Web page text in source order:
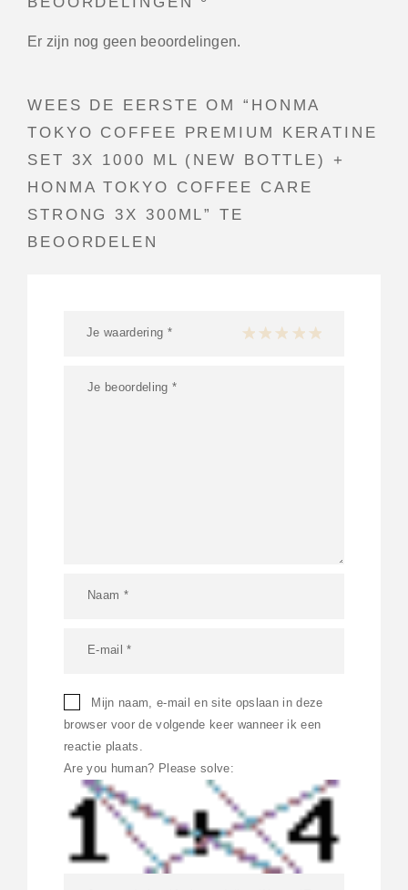
Er zijn nog geen beoordelingen.
WEES DE EERSTE OM “HONMA
TOKYO COFFEE PREMIUM KERATINE
SET 3X 1000 ML (NEW BOTTLE) +
HONMA TOKYO COFFEE CARE
STRONG 3X 300ML” TE
BEOORDELEN
Je waardering * 1 van de 5 sterren
2 van de 5 sterren
3 van de 5 sterren
4 van de 5 sterren
Mijn naam, e-mail en site opslaan in deze
browser voor de volgende keer wanneer ik een
reactie plaats.
Are you human? Please solve: